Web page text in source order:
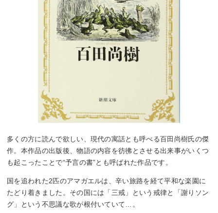
多くの方に読んで欲しい、現代の寓話とも呼べる百田尚樹氏の傑
作。本作品の出版後、物語の内容を彷彿とさせる出来事がいくつ
も起こったことで“予言の書”とも呼ばれた作品です。
国を追われた2匹のアマガエルは、辛い旅路を経て平和な楽園に
たどり着きました。その国には「三戒」という戒律と「謝りソン
グ」という不思議な歌が根付いていて…。